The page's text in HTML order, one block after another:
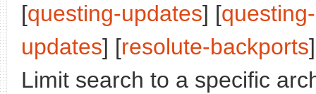
[questing-updates] [
updates] [resolute-backports
Limit search to a specific